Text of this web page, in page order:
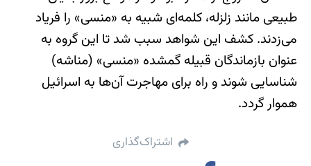
طبیعی مانند زلزله، کلمه‌ای شبیه به «منسی» را فریاد
می‌زدند. کشف این شواهد سبب شد تا این گروه به
عنوان بازماندگان قبیله گمشده «منسی» (مناشه)
شناسایی شوند و راه برای مهاجرت آن‌ها به اسرائیل
هموار گردد.
اشتراک‌گذاری